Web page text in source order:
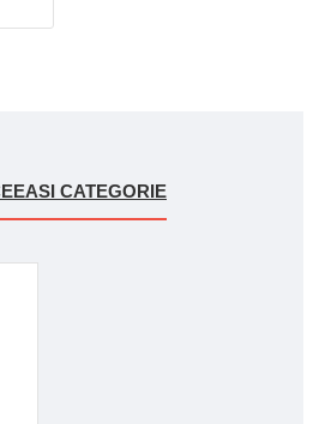
CATEGORIE